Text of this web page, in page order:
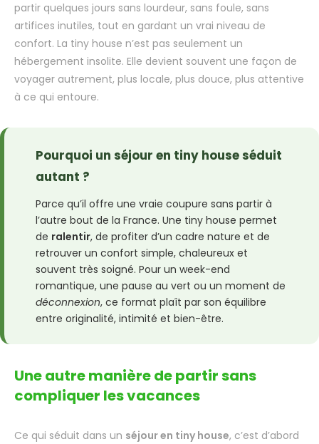
partir quelques jours sans lourdeur, sans foule, sans
artifices inutiles, tout en gardant un vrai niveau de
confort. La tiny house n’est pas seulement un
hébergement insolite. Elle devient souvent une façon de
voyager autrement, plus locale, plus douce, plus attentive
à ce qui entoure.
Pourquoi un séjour en tiny house séduit
autant ?
Parce qu’il offre une vraie coupure sans partir à
l’autre bout de la France. Une tiny house permet
de ralentir, de profiter d’un cadre nature et de
retrouver un confort simple, chaleureux et
souvent très soigné. Pour un week-end
romantique, une pause au vert ou un moment de
déconnexion, ce format plaît par son équilibre
entre originalité, intimité et bien-être.
Une autre manière de partir sans
compliquer les vacances
Ce qui séduit dans un séjour en tiny house, c’est d’abord